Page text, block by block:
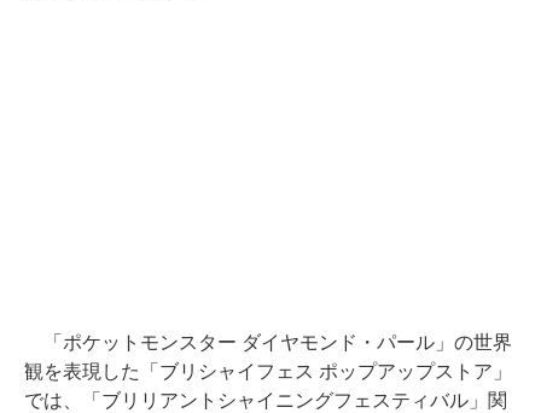
「ポケットモンスター ダイヤモンド・パール」の世界
観を表現した「ブリシャイフェス ポップアップストア」
では、「ブリリアントシャイニングフェスティバル」関